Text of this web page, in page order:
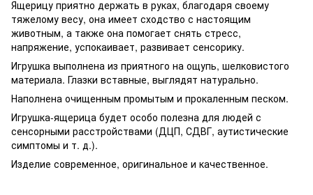
Ящерицу приятно держать в руках, благодаря своему
тяжелому весу, она имеет сходство с настоящим
животным, а также она помогает снять стресс,
напряжение, успокаивает, развивает сенсорику.
Игрушка выполнена из приятного на ощупь, шелковистого
материала. Глазки вставные, выглядят натурально.
Наполнена очищенным промытым и прокаленным песком.
Игрушка-ящерица будет особо полезна для людей с
сенсорными расстройствами (ДЦП, СДВГ, аутистические
симптомы и т. д.).
Изделие современное, оригинальное и качественное.